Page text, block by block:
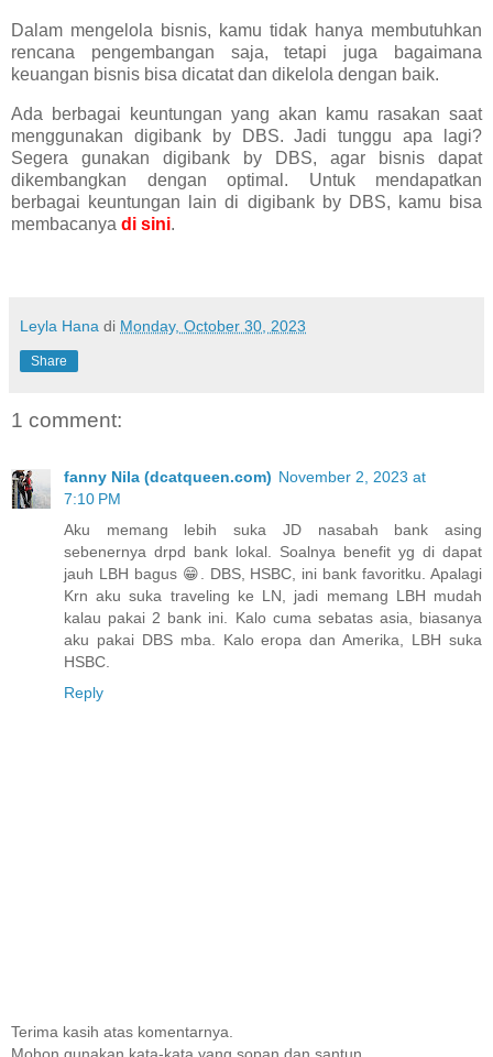
Dalam mengelola bisnis, kamu tidak hanya membutuhkan
rencana pengembangan saja, tetapi juga bagaimana
keuangan bisnis bisa dicatat dan dikelola dengan baik.
Ada berbagai keuntungan yang akan kamu rasakan saat
menggunakan digibank by DBS. Jadi tunggu apa lagi?
Segera gunakan digibank by DBS, agar bisnis dapat
dikembangkan dengan optimal. Untuk mendapatkan
berbagai keuntungan lain di digibank by DBS, kamu bisa
membacanya di sini.
Leyla Hana di Monday, October 30, 2023
Share
1 comment:
fanny Nila (dcatqueen.com) November 2, 2023 at
7:10 PM
Aku memang lebih suka JD nasabah bank asing
sebenernya drpd bank lokal. Soalnya benefit yg di dapat
jauh LBH bagus 😁. DBS, HSBC, ini bank favoritku. Apalagi
Krn aku suka traveling ke LN, jadi memang LBH mudah
kalau pakai 2 bank ini. Kalo cuma sebatas asia, biasanya
aku pakai DBS mba. Kalo eropa dan Amerika, LBH suka
HSBC.
Reply
Terima kasih atas komentarnya.